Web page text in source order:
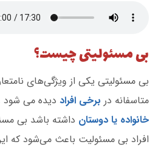
بی مسئولیتی چیست؟
بی مسئولیتی یکی از ویژگی‌های
متاسفانه در برخی افراد دیده می شود
خانواده یا دوستان داشته باشد بی
افراد بی مسئولیت باعث می‌شود که